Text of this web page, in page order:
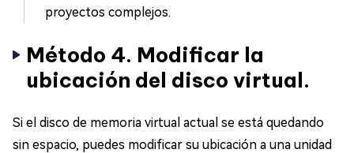
proyectos complejos.
Método 4. Modificar la
ubicación del disco virtual.
Si el disco de memoria virtual actual se está quedando
sin espacio, puedes modificar su ubicación a una unidad